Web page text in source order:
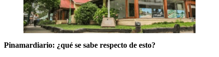
Pinamardiario: ¿qué se sabe respecto de esto?